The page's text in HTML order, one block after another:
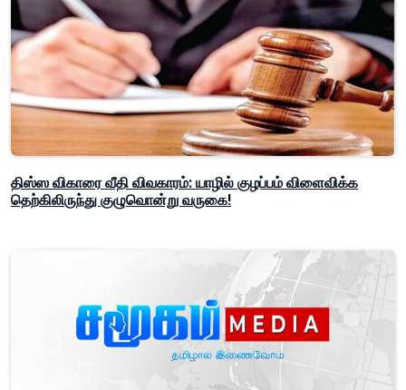
திஸ்ஸ விகாரை வீதி விவகாரம்: யாழில் குழப்பம் விளைவிக்க
தெற்கிலிருந்து குழுவொன்று வருகை!